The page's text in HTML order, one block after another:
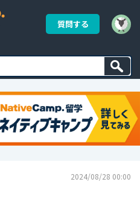
質問する
2024/08/28 00:00